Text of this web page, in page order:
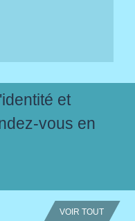
et
vous en
VOIR TOUT